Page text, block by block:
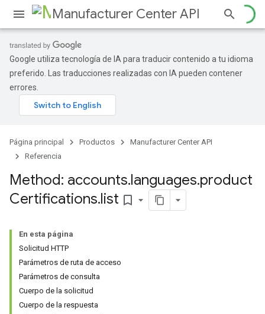
Manufacturer Center API
Google utiliza tecnología de IA para traducir contenido a tu idioma
preferido. Las traducciones realizadas con IA pueden contener
errores.
Página principal Productos
Manufacturer Center API
Referencia
Method: accounts.languages.product
Certifications.list bookmark_border
En esta página
Solicitud HTTP
Parámetros de ruta de acceso
Parámetros de consulta
Cuerpo de la solicitud
Cuerpo de la respuesta